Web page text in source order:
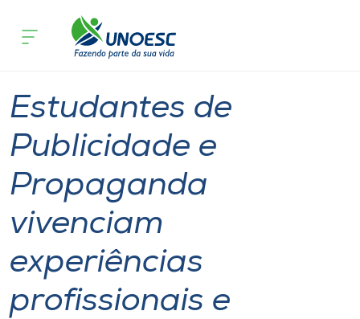
Cursos
Pesquisa
Atendimento ao Estudante
Portal de Ensino
Unoesc
Estudantes de
Publicidade e
Propaganda
vivenciam
experiências
profissionais e